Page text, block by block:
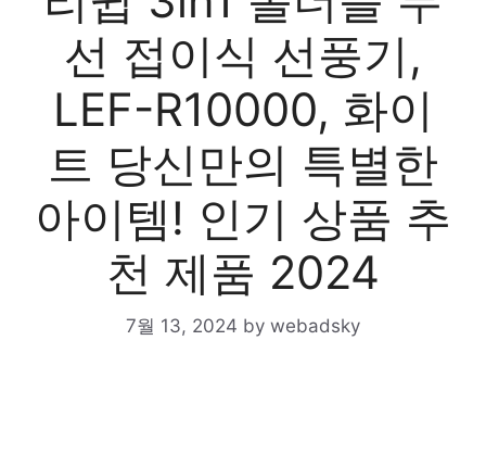
선 접이식 선풍기,
LEF-R10000, 화이
트 당신만의 특별한
아이템! 인기 상품 추
천 제품 2024
7월 13, 2024 by webadsky